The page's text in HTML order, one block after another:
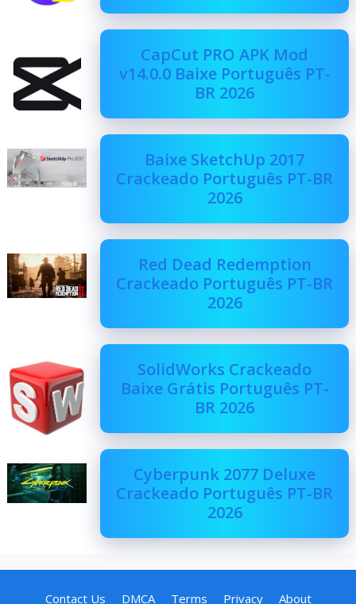
CapCut PRO APK Mod
v14.0.0 Baixe Português PT-
BR 2026
Baixe SketchUp 2017
Crackeado Português PT-BR
2026
Red Dead Redemption
Crackeado Português PT-BR
2026
SolidWorks Crackeado
Baixe Grátis Português PT-
BR 2026
Cyberpunk 2077 Deluxe
Crackeado Português PT-BR
2026
Contact Us DMCA Terms Privacy About